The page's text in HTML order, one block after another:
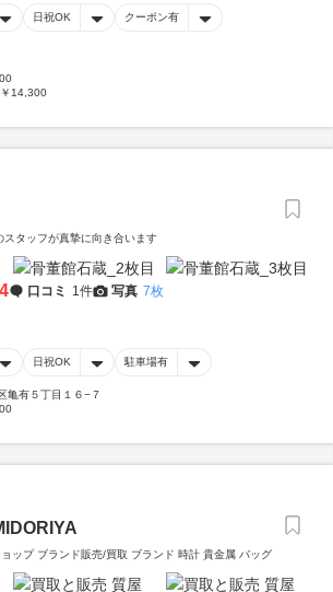
日祝OK クーポン有
14,300
タッフが真摯に向き合います
口コミ 1件 写真 7枚
日祝OK 駐車場有
亀有５丁目１６−７
ップ ブランド販売/買取 ブランド 時計 貴金属 バッグ